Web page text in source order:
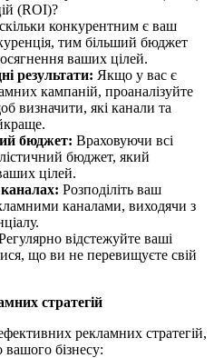
(ROI)?
конкурентним є ваш
тим більший бюджет
ваших цілей.
результати: Якщо у вас є
кампаній, проаналізуйте
визначити, які канали та
бюджет: Враховуючи всі
бюджет, який
цілей.
Розподіліть ваш
каналами, виходячи з
відстежуйте ваші
що ви не перевищуєте свій
стратегій
рекламних стратегій,
вашого бізнесу: